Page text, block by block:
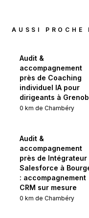
AUSSI PROCHE
Audit &
accompagnement
près de Coaching
individuel IA pour
dirigeants à
0 km de Chambéry
Audit &
accompagnement
près de Intégrateur
Salesforce à
: accompagnement
CRM sur mesure
0 km de Chambéry